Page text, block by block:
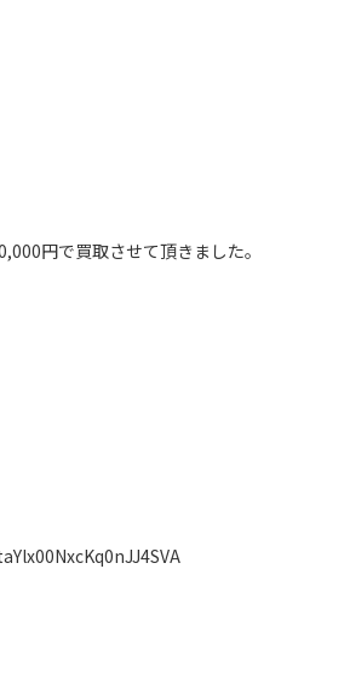
円で買取させて頂きました。